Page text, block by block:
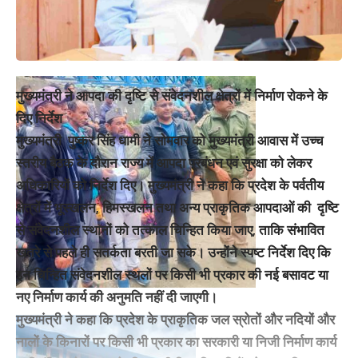
मुख्यमंत्री ने आपदा की दृष्टि से संवेदनशील क्षेत्रों में निर्माण रोकने के
दिए निर्देश
मुख्यमंत्री पुष्कर सिंह धामी ने सोमवार को मुख्यमंत्री आवास में उच्च
स्तरीय बैठक के दौरान राज्य में आपदा प्रबंधन एवं सुरक्षा को लेकर
अधिकारियों को निर्देश दिए। मुख्यमंत्री ने कहा कि प्रदेश के पर्वतीय
क्षेत्रों में भूस्खलन, हिमस्खलन तथा अन्य प्राकृतिक आपदाओं की दृष्टि
से संवेदनशील स्थानों को तत्काल चिन्हित किया जाए, ताकि संभावित
खतरे से पहले ही सतर्कता बरती जा सके। उन्होंने स्पष्ट निर्देश दिए कि
इन चिन्हित संवेदनशील स्थलों पर किसी भी प्रकार की नई बसावट या
नए निर्माण कार्य की अनुमति नहीं दी जाएगी।
मुख्यमंत्री ने कहा कि प्रदेश के प्राकृतिक जल स्रोतों और नदियों और
नालों के किनारों पर किसी भी प्रकार का सरकारी या निजी निर्माण कार्य